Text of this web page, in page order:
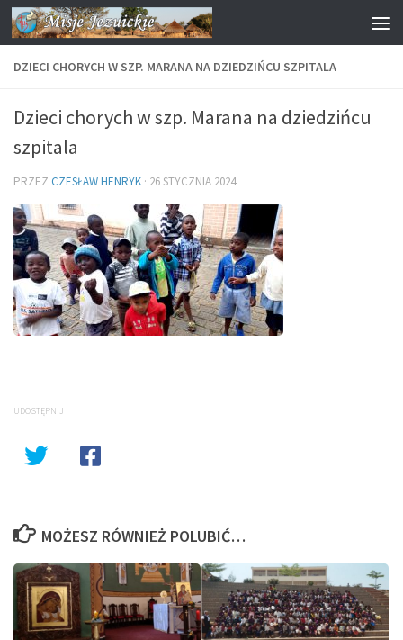
Przejdź do treści
DZIECI CHORYCH W SZP. MARANA NA DZIEDZIŃCU SZPITALA
Dzieci chorych w szp. Marana na dziedzińcu
szpitala
PRZEZ CZESŁAW HENRYK · 26 STYCZNIA 2024
UDOSTĘPNIJ
MOŻESZ RÓWNIEŻ POLUBIĆ…